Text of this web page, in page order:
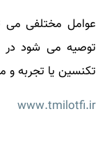
عوامل مختلفی می
توصیه می شود
تکنسین یا تجربه
www.tmilotfi.ir